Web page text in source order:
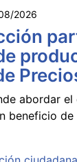
2026
abordar
beneficio